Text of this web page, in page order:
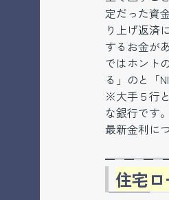
定だった資
り上げ返済
するお金が
ではホント
る」のと「
※大手５行
な銀行です
最新金利に
住宅